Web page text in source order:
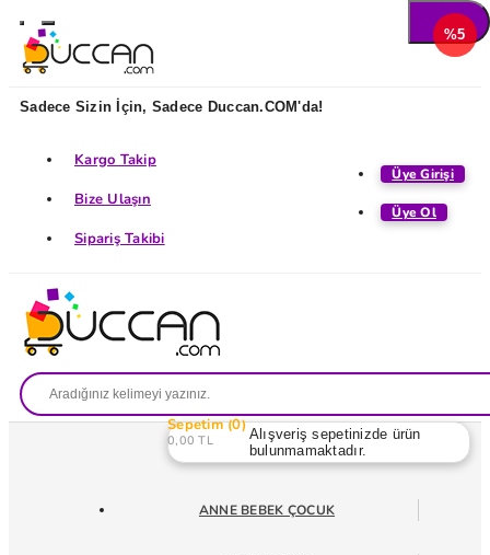
Sadece Sizin İçin, Sadece Duccan.COM'da!
Üye Girişi
Üye Ol
Kargo Takip
Bize Ulaşın
Sipariş Takibi
Sepetim 0
0,00 TL
Alışveriş sepetinizde ürün
bulunmamaktadır.
ANNE BEBEK ÇOCUK
%5